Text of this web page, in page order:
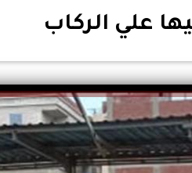
علي الركاب